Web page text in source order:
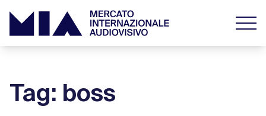
Tag: boss